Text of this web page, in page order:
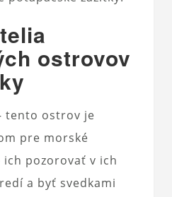
ostrovov
ostrov je
pre morské
pozorovať v ich
a byť svedkami